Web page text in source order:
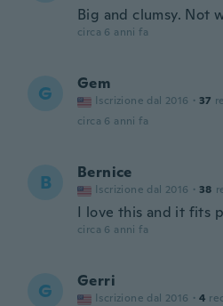
Big and clumsy. Not
circa 6 anni fa
G Gem
Iscrizione dal 2016 · 37
circa 6 anni fa
B Bernice
Iscrizione dal 2016 · 38
I love this and it fits
circa 6 anni fa
G Gerri
Iscrizione dal 2016 · 4